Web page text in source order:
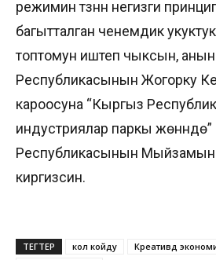
режимин түзүүнүн негизги
багытталган ченемдик
топтомун иштеп чыксын,
Республикасынын Жогорку
кароосуна “Кыргыз
индустриялар паркы
Республикасынын
киргизсин.
ТЕГТЕР кол койду
Креативдүү